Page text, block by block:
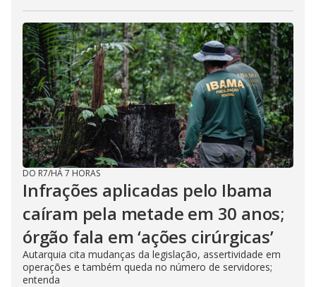
DO R7/HÁ 7 HORAS
Infrações aplicadas pelo Ibama
caíram pela metade em 30 anos;
órgão fala em ‘ações cirúrgicas’
Autarquia cita mudanças da legislação, assertividade em
operações e também queda no número de servidores;
entenda